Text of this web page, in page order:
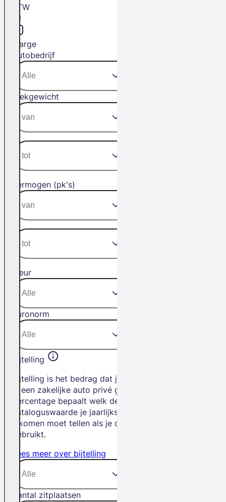
BTW
Marge
Autobedrijf
Trekgewicht
Vermogen (pk's)
Kleur
Euronorm
Bijtelling
Bijtelling is het bedrag dat je betaalt als
je een zakelijke auto privé gebruikt. Het
percentage bepaalt welk deel van de
cataloguswaarde je jaarlijks bij je
inkomen moet tellen als je de auto privé
gebruikt.
Lees meer over bijtelling
Aantal zitplaatsen